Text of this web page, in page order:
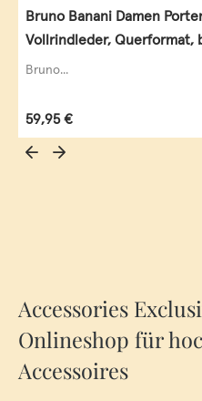
Bruno Banani Damen
Vollrindleder, Querformat,
Bruno...
Regulärer Preis:
59,95 €
Accessories
Onlineshop für
Accessoires